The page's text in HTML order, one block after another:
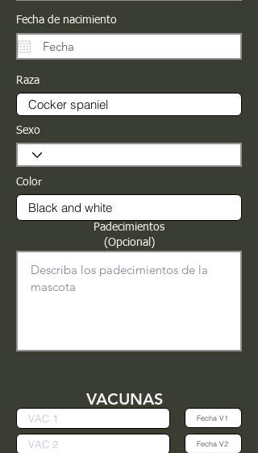
Fecha de nacimiento
Raza
Sexo
Color
Padecimientos
(Opcional)
VACUNAS